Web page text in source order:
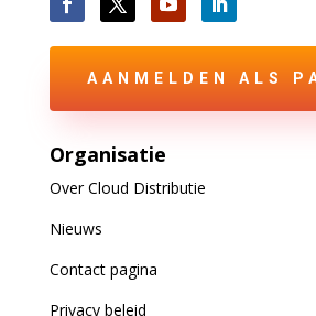
AANMELDEN ALS
Organisatie
Over Cloud Distributie
Nieuws
Contact pagina
Privacy beleid